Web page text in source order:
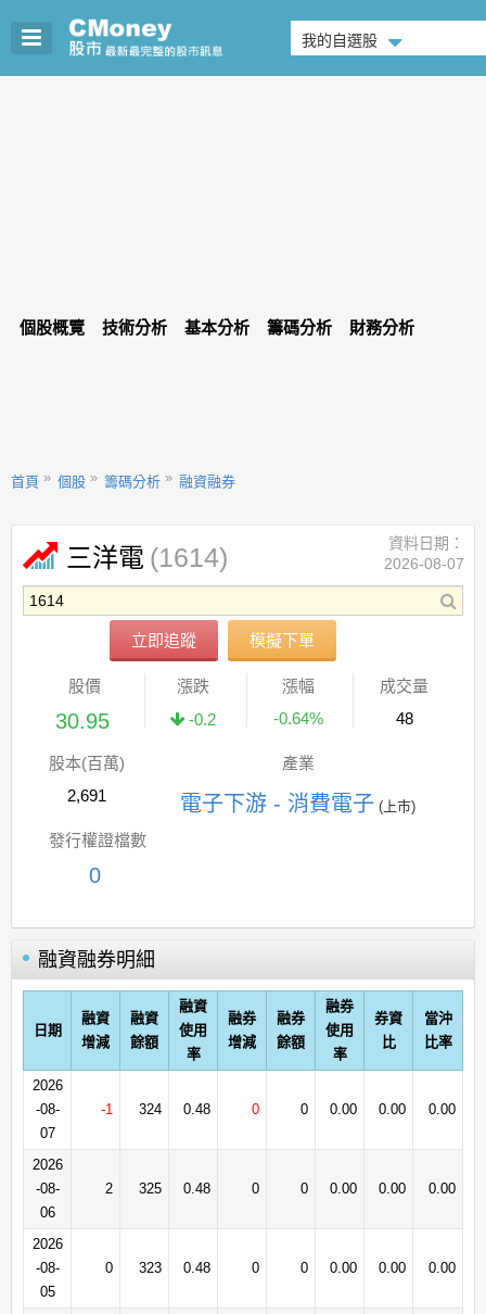
我的自選股
個股概覽 技術分析 基本分析 籌碼分析 財務分析
首頁 個股 籌碼分析 融資融券
三洋電 (1614)
立即追蹤 模擬下單
資料日期：
2026-08-07
股價
30.95
漲跌
-0.2
漲幅
-0.64%
成交量
48
股本(百萬)
2,691
產業
電子下游 - 消費電子 (上市)
發行權證檔數
0
融資融券明細
日期
融資
增減
融資
餘額
融資
使用
率
融券
增減
融券
餘額
融券
使用
率
券資
比
當沖
比率
2026
-08-
07
-1 324 0.48 0 0 0.00 0.00 0.00
2026
-08-
06
2 325 0.48 0 0 0.00 0.00 0.00
2026
-08-
05
0 323 0.48 0 0 0.00 0.00 0.00